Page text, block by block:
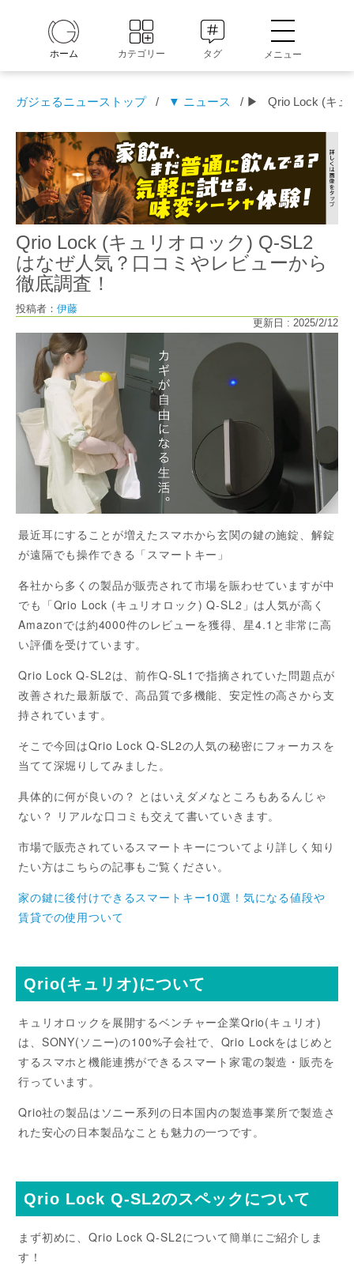
ホーム カテゴリー タグ メニュー
ガジェるニューストップ / ▼ ニュース / ▶ Qrio Lock (キュ
Qrio Lock (キュリオロック) Q-SL2
はなぜ人気？口コミやレビューから
徹底調査！
投稿者： 伊藤
更新日 : 2025/2/12
最近耳にすることが増えたスマホから玄関の鍵の施錠、解錠
が遠隔でも操作できる「スマートキー」
各社から多くの製品が販売されて市場を賑わせていますが中
でも「Qrio Lock (キュリオロック) Q-SL2」は人気が高く
Amazonでは約4000件のレビューを獲得、星4.1と非常に高
い評価を受けています。
Qrio Lock Q-SL2は、前作Q-SL1で指摘されていた問題点が
改善された最新版で、高品質で多機能、安定性の高さから支
持されています。
そこで今回はQrio Lock Q-SL2の人気の秘密にフォーカスを
当てて深堀りしてみました。
具体的に何が良いの？ とはいえダメなところもあるんじゃ
ない？ リアルな口コミも交えて書いていきます。
市場で販売されているスマートキーについてより詳しく知り
たい方はこちらの記事もご覧ください。
家の鍵に後付けできるスマートキー10選！気になる値段や
賃貸での使用ついて
Qrio(キュリオ)について
キュリオロックを展開するベンチャー企業Qrio(キュリオ)
は、SONY(ソニー)の100%子会社で、Qrio Lockをはじめと
するスマホと機能連携ができるスマート家電の製造・販売を
行っています。
Qrio社の製品はソニー系列の日本国内の製造事業所で製造さ
れた安心の日本製品なことも魅力の一つです。
Qrio Lock Q-SL2のスペックについて
まず初めに、Qrio Lock Q-SL2について簡単にご紹介しま
す！